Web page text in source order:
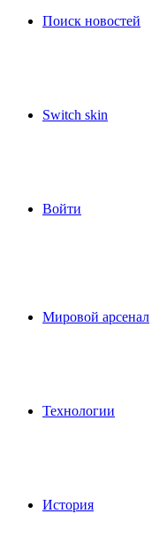
Поиск новостей
Switch skin
Войти
Мировой арсенал
Технологии
История